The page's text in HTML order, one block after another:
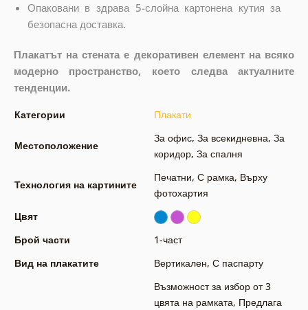
Опаковани в здрава 5-слойна картонена кутия за
безопасна доставка.
Плакатът на стената е декоративен елемент на всяко
модерно пространство, което следва актуалните
тенденции.
Категории Плакати
Местоположение
За офис, За всекидневна, За
коридор, За спалня
Технология на картините
Печатни, С рамка, Върху
фотохартия
Цвят
Брой части
1-част
Вид на плакатите
Вертикален, С паспарту
Възможност за избор от 3
цвята на рамката, Предлага